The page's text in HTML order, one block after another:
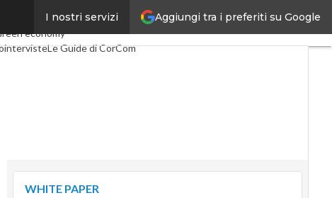
Aggiungi tra i preferiti su Google
I nostri servizi
Industria 4.0
economy
Le Guide di CorCom
WHITE PAPER